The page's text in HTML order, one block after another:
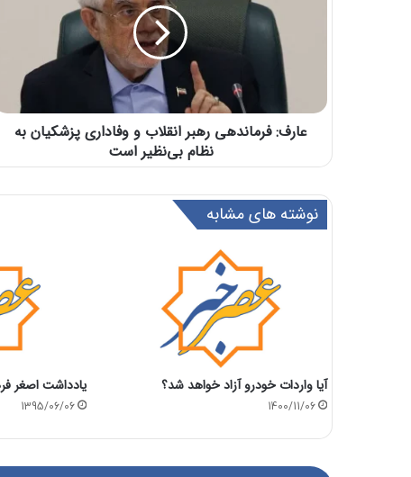
عارف: فرماندهی رهبر انقلاب و وفاداری پزشکیان به
نظام بی‌نظیر است
نوشته های مشابه
آیا واردات خودرو آزاد خواهد شد؟
1400/11/06
یادداشت اصغر
1395/06/06